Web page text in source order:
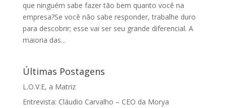
que ninguém sabe fazer tão bem quanto você na
empresa?Se você não sabe responder, trabalhe duro
para descobrir; esse vai ser seu grande diferencial. A
maioria das...
Últimas Postagens
L.O.V.E, a Matriz
Entrevista: Cláudio Carvalho – CEO da Morya